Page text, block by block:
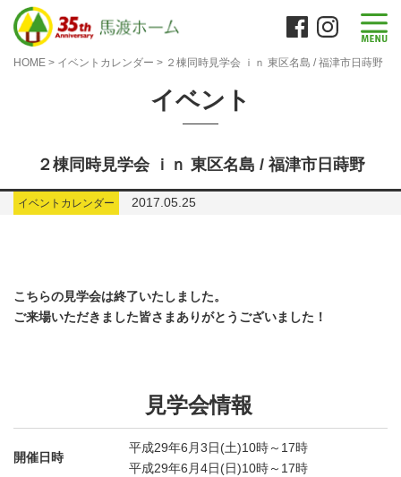
HOME > イベントカレンダー > ２棟同時見学会 ｉｎ 東区名島 / 福津市日蒔野
イベント
２棟同時見学会 ｉｎ 東区名島 / 福津市日蒔野
イベントカレンダー 2017.05.25
こちらの見学会は終了いたしました。
ご来場いただきました皆さまありがとうございました！
見学会情報
開催日時
平成29年6月3日(土)10時～17時
平成29年6月4日(日)10時～17時